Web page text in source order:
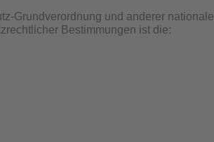
Grundverordnung und anderer
Bestimmungen ist die: